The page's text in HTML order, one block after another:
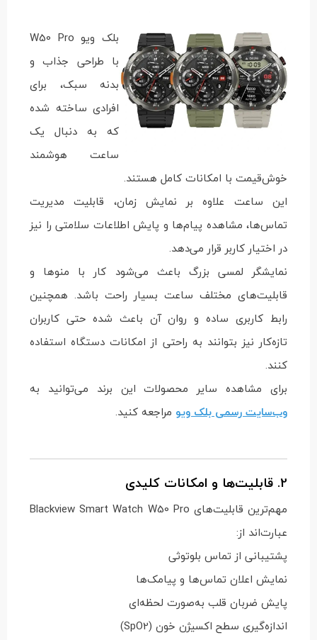
بلک ویو W50 Pro
با طراحی جذاب و
بدنه سبک، برای
افرادی ساخته شده
که به دنبال یک
ساعت هوشمند
خوش‌قیمت با امکانات کامل هستند.
این ساعت علاوه بر نمایش زمان، قابلیت مدیریت
تماس‌ها، مشاهده پیام‌ها و پایش اطلاعات سلامتی را نیز
در اختیار کاربر قرار می‌دهد.
نمایشگر لمسی بزرگ باعث می‌شود کار با منوها و
قابلیت‌های مختلف ساعت بسیار راحت باشد. همچنین
رابط کاربری ساده و روان آن باعث شده حتی کاربران
تازه‌کار نیز بتوانند به راحتی از امکانات دستگاه استفاده
کنند.
برای مشاهده سایر محصولات این برند می‌توانید به
وب‌سایت رسمی بلک ویو مراجعه کنید.
2. قابلیت‌ها و امکانات کلیدی
مهم‌ترین قابلیت‌های Blackview Smart Watch W50 Pro
عبارت‌اند از:
پشتیبانی از تماس بلوتوثی
نمایش اعلان تماس‌ها و پیامک‌ها
پایش ضربان قلب به‌صورت لحظه‌ای
اندازه‌گیری سطح اکسیژن خون (SpO2)